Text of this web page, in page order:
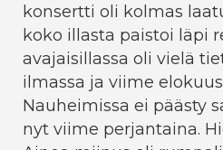
konsertti oli kolmas
koko illasta paistoi läpi
avajaisillassa oli vielä
ilmassa ja viime
Nauheimissa ei päästy
nyt viime perjantaina.